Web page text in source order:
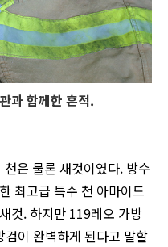
과 함께한 흔적.
은 물론 새것이였다. 방수
최고급 특수 천 아마이드
것. 하지만 119레오 가방
이 완벽하게 된다고 말할